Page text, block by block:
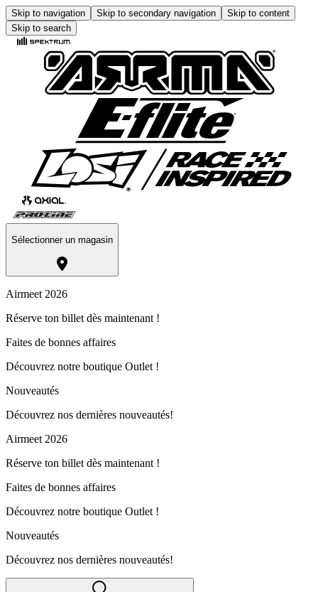
Skip to navigation Skip to secondary navigation
Skip to content
Skip to search
Sélectionner un magasin
Airmeet 2026
Réserve ton billet dès maintenant !
Faites de bonnes affaires
Découvrez notre boutique Outlet !
Nouveautés
Découvrez nos dernières nouveautés!
Airmeet 2026
Réserve ton billet dès maintenant !
Faites de bonnes affaires
Découvrez notre boutique Outlet !
Nouveautés
Découvrez nos dernières nouveautés!